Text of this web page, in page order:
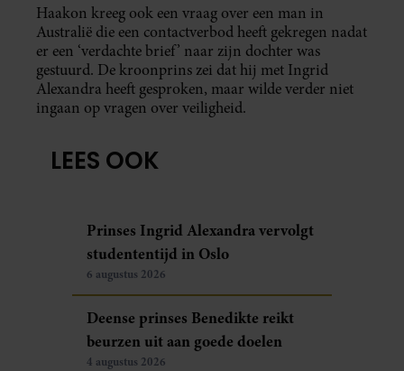
Haakon kreeg ook een vraag over een man in
Australië die een contactverbod heeft gekregen nadat
er een ‘verdachte brief’ naar zijn dochter was
gestuurd. De kroonprins zei dat hij met Ingrid
Alexandra heeft gesproken, maar wilde verder niet
ingaan op vragen over veiligheid.
LEES OOK
Prinses Ingrid Alexandra vervolgt
studententijd in Oslo
6 augustus 2026
Deense prinses Benedikte reikt
beurzen uit aan goede doelen
4 augustus 2026